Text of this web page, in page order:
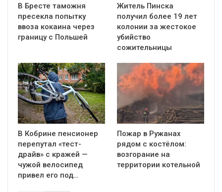
В Бресте таможня
пресекла попытку
ввоза кокаина через
границу с Польшей
Житель Пинска
получил более 19 лет
колонии за жестокое
убийство
сожительницы
В Кобрине пенсионер
перепутал «тест-
драйв» с кражей —
чужой велосипед
привел его под…
Пожар в Ружанах
рядом с костёлом:
возгорание на
территории котельной